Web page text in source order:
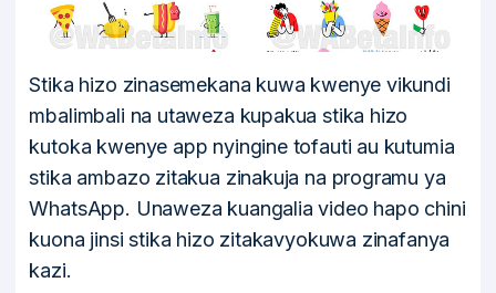
Stika hizo zinasemekana kuwa kwenye vikundi
mbalimbali na utaweza kupakua stika hizo
kutoka kwenye app nyingine tofauti au kutumia
stika ambazo zitakua zinakuja na programu ya
WhatsApp. Unaweza kuangalia video hapo chini
kuona jinsi stika hizo zitakavyokuwa zinafanya
kazi.